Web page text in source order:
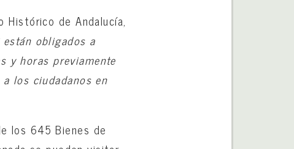
de Andalucía,
están obligados a
y horas previamente
los ciudadanos en
los 645 Bienes de